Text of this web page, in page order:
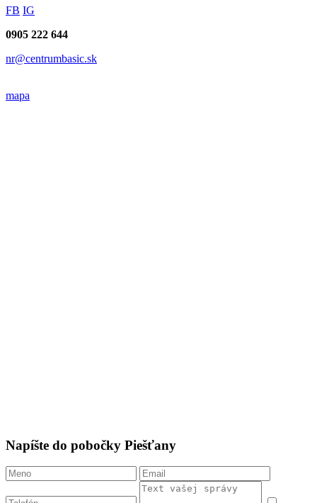
FB IG
0905 222 644
nr@centrumbasic.sk
mapa
Napíšte do pobočky Piešťany